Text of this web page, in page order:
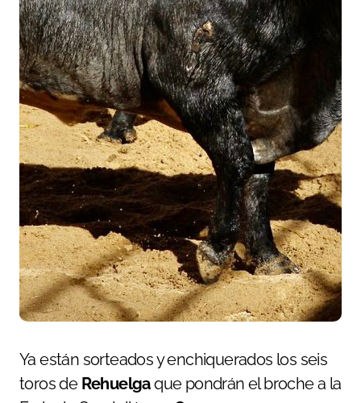
Ya están sorteados y enchiquerados los seis
toros de Rehuelgaque pondrán el broche a la